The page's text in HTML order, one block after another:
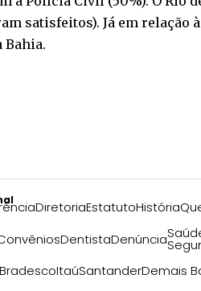
satisfeitos). Já em relação
Bahia.
DiretoriaEstatutoHistória
DentistaDenúncia
BradescoItaúSantanderDemais